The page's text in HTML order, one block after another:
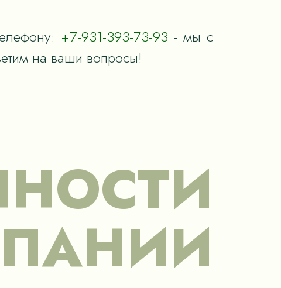
+7-931-393-73-93 - мы с
на ваши вопросы!